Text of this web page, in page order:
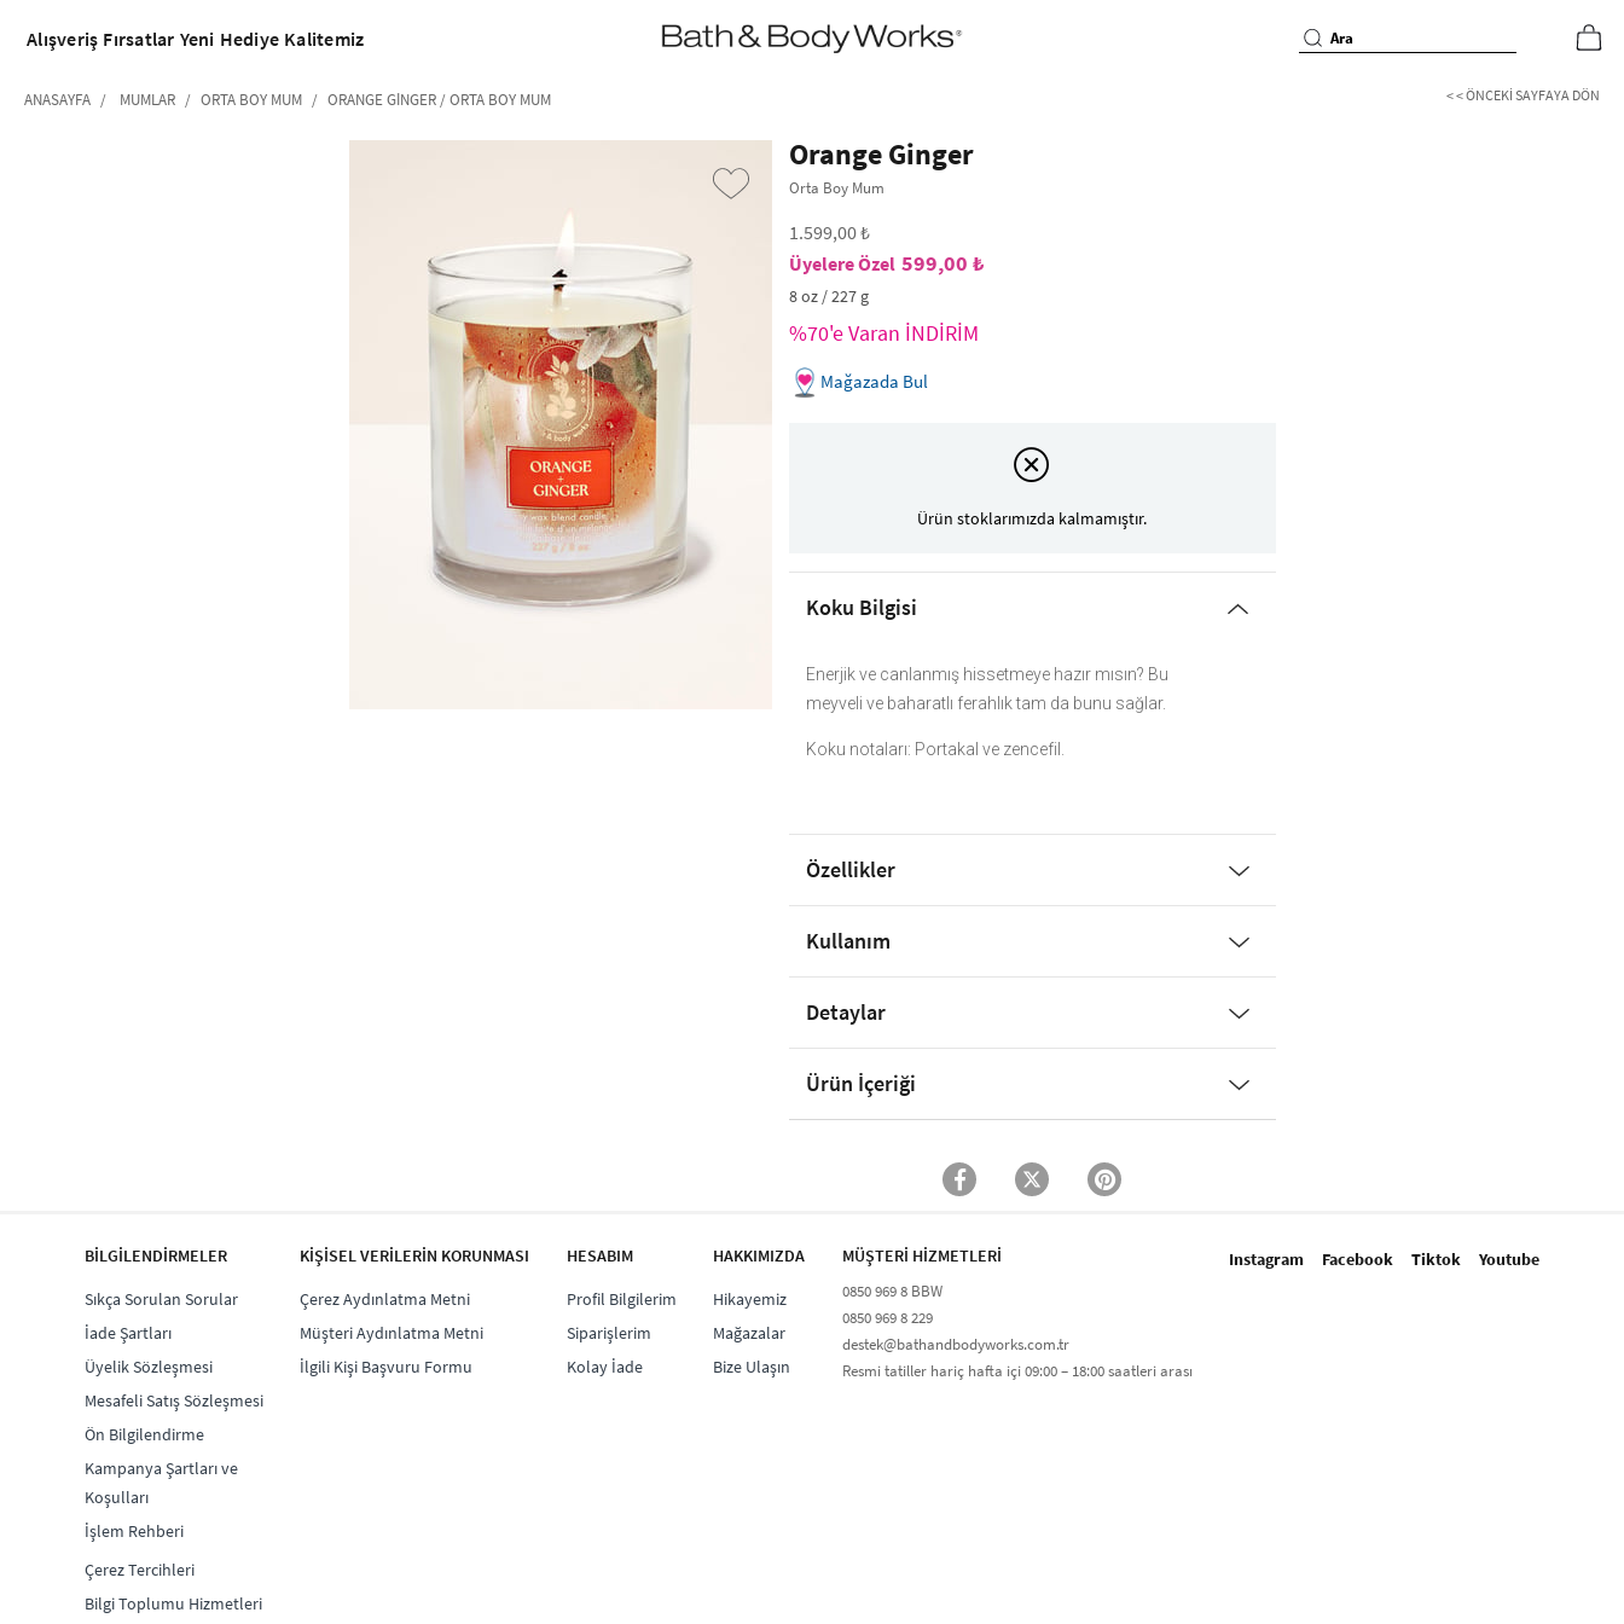
•2200₺ ve Üzeri Kargo Ücretsiz!•
*Promosyon Detayları
Alışveriş Fırsatlar Yeni Hediye Kalitemiz
ANASAYFA MUMLAR ORTA BOY MUM ORANGE GINGER / ORTA BOY MUM < < ÖNCEKI SAYFAYA DÖN
Orange Ginger
Orta Boy Mum
1.599,00 ₺
599,00 ₺
8 oz / 227 g
%70'e Varan İNDİRİM
Mağazada Bul
Ürün stoklarımızda kalmamıştır.
Koku Bilgisi
Enerjik ve canlanmış hissetmeye hazır mısın? Bu
meyveli ve baharatlı ferahlık tam da bunu sağlar.
Koku notaları: Portakal ve zencefil.
Özellikler
Kullanım
Detaylar
Ürün İçeriği
Instagram Facebook Tiktok Youtube
BİLGİLENDİRMELER
Sıkça Sorulan Sorular
İade Şartları
Üyelik Sözleşmesi
Mesafeli Satış Sözleşmesi
Ön Bilgilendirme
Kampanya Şartları ve
Koşulları
İşlem Rehberi
Çerez Tercihleri
Bilgi Toplumu Hizmetleri
KİŞİSEL VERİLERİN KORUNMASI
Çerez Aydınlatma Metni
Müşteri Aydınlatma Metni
İlgili Kişi Başvuru Formu
HESABIM
Profil Bilgilerim
Siparişlerim
Kolay İade
HAKKIMIZDA
Hikayemiz
Mağazalar
Bize Ulaşın
MÜŞTERİ HİZMETLERİ​
0850 969 8 BBW​
0850 969 8 229​​
destek@bathandbodyworks.com.tr
Resmi tatiller hariç hafta içi 09:00 – 18:00 saatleri arası​